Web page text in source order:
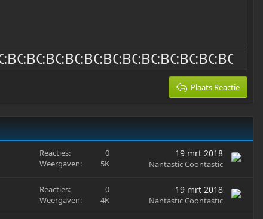
Plaats Reactie
Reacties
0
Weergaven
5K
19 mrt 2018
Nantastic Coontastic
Reacties
0
Weergaven
4K
19 mrt 2018
Nantastic Coontastic